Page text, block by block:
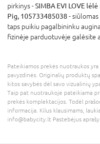
pirkinys -SIMBA EVI LOVE
Pig, 105733485038 -
taps puikiu pagalbininku
fizinėje parduotuvėje galėsite
Pateikiamos prekės nuotraukos
pavyzdinės. Originalių produktų
kitos savybės dėl savo vizualinių
Taip pat nuotraukoje pateikiama
prekės komplektacijos. Todėl
informacija. Kilus klausimams,
info@babycity.lt Pastebėjus